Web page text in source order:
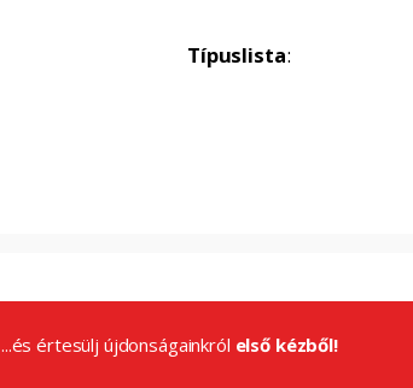
Típuslista:
...és értesülj újdonságainkról első kézből!